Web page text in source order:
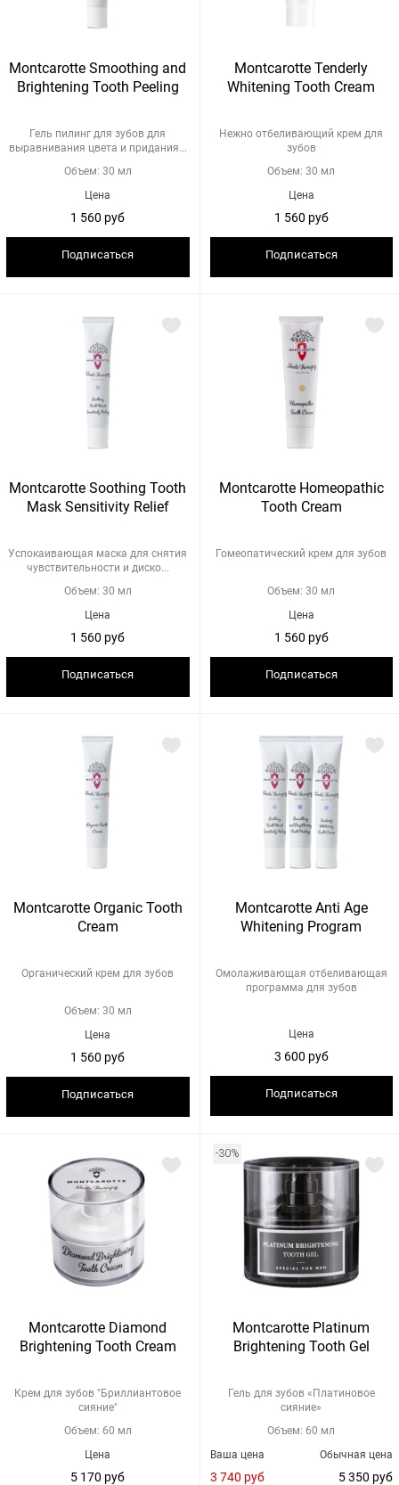
Montcarotte Smoothing and
Brightening Tooth Peeling
Гель пилинг для зубов для
выравнивания цвета и придания...
Объем: 30 мл
Цена
1 560 руб
Подписаться
Montcarotte Tenderly
Whitening Tooth Cream
Нежно отбеливающий крем для
зубов
Объем: 30 мл
Цена
1 560 руб
Подписаться
Montcarotte Soothing Tooth
Mask Sensitivity Relief
Успокаивающая маска для снятия
чувствительности и диско...
Объем: 30 мл
Цена
1 560 руб
Подписаться
Montcarotte Homeopathic
Tooth Cream
Гомеопатический крем для зубов
Объем: 30 мл
Цена
1 560 руб
Подписаться
Montcarotte Organic Tooth
Cream
Органический крем для зубов
Объем: 30 мл
Цена
1 560 руб
Подписаться
Montcarotte Anti Age
Whitening Program
Омолаживающая отбеливающая
программа для зубов
Цена
3 600 руб
Подписаться
Montcarotte Diamond
Brightening Tooth Cream
Крем для зубов "Бриллиантовое
сияние"
Объем: 60 мл
Цена
5 170 руб
-30%
Montcarotte Platinum
Brightening Tooth Gel
Гель для зубов «Платиновое
сияние»
Объем: 60 мл
Обычная цена
5 350 руб
Ваша цена
3 740 руб